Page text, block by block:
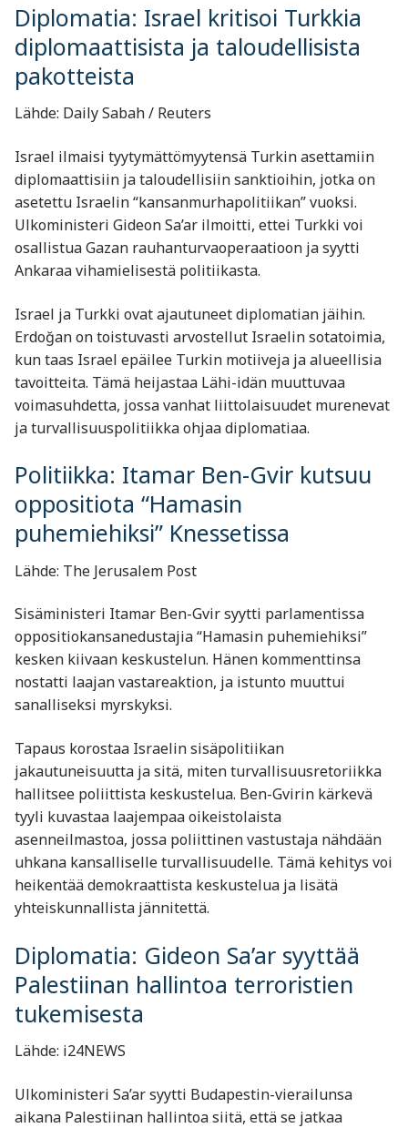
Diplomatia: Israel kritisoi Turkkia
diplomaattisista ja taloudellisista
pakotteista
Lähde: Daily Sabah / Reuters
Israel ilmaisi tyytymättömyytensä Turkin asettamiin
diplomaattisiin ja taloudellisiin sanktioihin, jotka on
asetettu Israelin “kansanmurhapolitiikan” vuoksi.
Ulkoministeri Gideon Sa’ar ilmoitti, ettei Turkki voi
osallistua Gazan rauhanturvaoperaatioon ja syytti
Ankaraa vihamielisestä politiikasta.
Israel ja Turkki ovat ajautuneet diplomatian jäihin.
Erdoğan on toistuvasti arvostellut Israelin sotatoimia,
kun taas Israel epäilee Turkin motiiveja ja alueellisia
tavoitteita. Tämä heijastaa Lähi-idän muuttuvaa
voimasuhdetta, jossa vanhat liittolaisuudet murenevat
ja turvallisuuspolitiikka ohjaa diplomatiaa.
Politiikka: Itamar Ben-Gvir kutsuu
oppositiota “Hamasin
puhemiehiksi” Knessetissa
Lähde: The Jerusalem Post
Sisäministeri Itamar Ben-Gvir syytti parlamentissa
oppositiokansanedustajia “Hamasin puhemiehiksi”
kesken kiivaan keskustelun. Hänen kommenttinsa
nostatti laajan vastareaktion, ja istunto muuttui
sanalliseksi myrskyksi.
Tapaus korostaa Israelin sisäpolitiikan
jakautuneisuutta ja sitä, miten turvallisuusretoriikka
hallitsee poliittista keskustelua. Ben-Gvirin kärkevä
tyyli kuvastaa laajempaa oikeistolaista
asenneilmastoa, jossa poliittinen vastustaja nähdään
uhkana kansalliselle turvallisuudelle. Tämä kehitys voi
heikentää demokraattista keskustelua ja lisätä
yhteiskunnallista jännitettä.
Diplomatia: Gideon Sa’ar syyttää
Palestiinan hallintoa terroristien
tukemisesta
Lähde: i24NEWS
Ulkoministeri Sa’ar syytti Budapestin-vierailunsa
aikana Palestiinan hallintoa siitä, että se jatkaa